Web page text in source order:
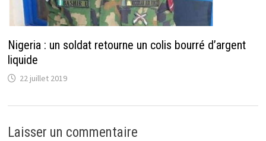
Nigeria : un soldat retourne un colis bourré d’argent
liquide
22 juillet 2019
Laisser un commentaire